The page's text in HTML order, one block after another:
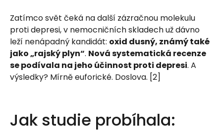
Zatímco svět čeká na další zázračnou molekulu
proti depresi, v nemocničních skladech už dávno
leží nenápadný kandidát: oxid dusný, známý také
jako „rajský plyn“. Nová systematická recenze
se podívala na jeho účinnost proti depresi. A
výsledky? Mírně euforické. Doslova. [2]
Jak studie probíhala: